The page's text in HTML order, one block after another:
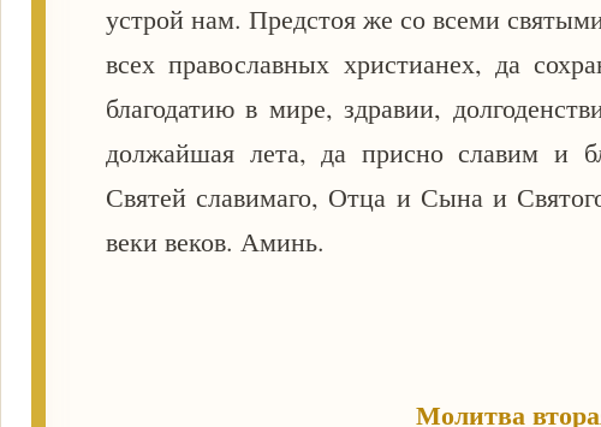
устрой нам. Предстоя же со всеми
всех православных христианех, да
благодатию в мире, здравии,
должайшая лета, да присно славим и
Святей славимаго, Отца и Сына и
веки веков. Аминь.
Молитва